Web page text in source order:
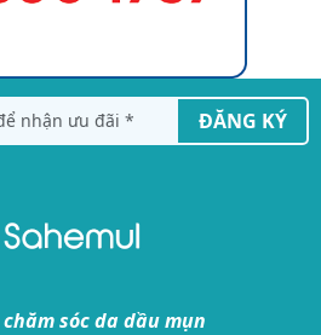
ĐĂNG KÝ
sóc da dầu mụn